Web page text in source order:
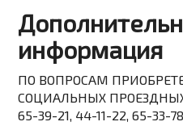
информация
ПО ВОПРОСАМ
СОЦИАЛЬНЫХ
65-39-21, 44-11-22, 65-